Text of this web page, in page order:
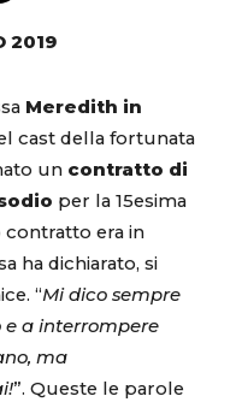
2019
Meredith in
cast della fortunata
un contratto di
per la 15esima
contratto era in
ha dichiarato, si
“Mi dico sempre
e a interrompere
ma
”. Queste le parole